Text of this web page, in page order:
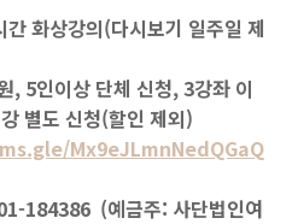
화상강의(다시보기 일주일 제
5인이상 단체 신청, 3강좌 이
별도 신청(할인 제외)
Mx9eJLmnNedQGaQ
184386 (예금주: 사단법인여